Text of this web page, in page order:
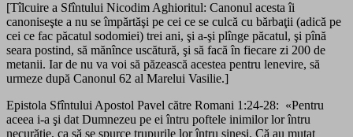
[Tîlcuire a Sfîntului Nicodim Aghioritul: Canonul acesta îi
canoniseşte a nu se împărtăşi pe cei ce se culcă cu bărbaţii (adică pe
cei ce fac păcatul sodomiei) trei ani, şi a-şi plînge păcatul, şi pînă
seara postind, să mănînce uscătură, şi să facă în fiecare zi 200 de
metanii. Iar de nu va voi să păzească acestea pentru lenevire, să
urmeze după Canonul 62 al Marelui Vasilie.]
Epistola Sfîntului Apostol Pavel către Romani 1:24-28: «Pentru
aceea i-a şi dat Dumnezeu pe ei întru poftele inimilor lor întru
necurăţie, ca să se spurce trupurile lor întru sineşi. Că au mutat